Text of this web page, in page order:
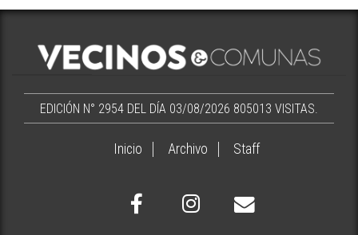
EDICIÓN N° 2954 DEL DÍA 03/08/2026 805013 VISITAS.
Inicio Archivo Staff